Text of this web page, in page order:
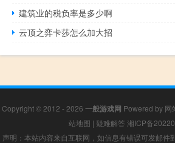
建筑业的税负率是多少啊
云顶之弈卡莎怎么加大招
Copyright © 2012 - 2026 一般游戏网 Powered by 网
站地图 | 疑难解答 湘ICP备
声明：本站内容来自互联网，如信息有错误可发邮件